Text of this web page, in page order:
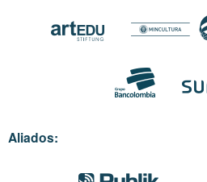
Aliados: